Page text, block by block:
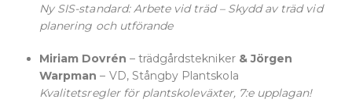
Ny SIS-standard: Arbete vid träd – Skydd av träd vid
planering och utförande
Miriam Dovrén – trädgårdstekniker& Jörgen
Warpman – VD, Stångby Plantskola
Kvalitetsregler för plantskoleväxter, 7:e upplagan!